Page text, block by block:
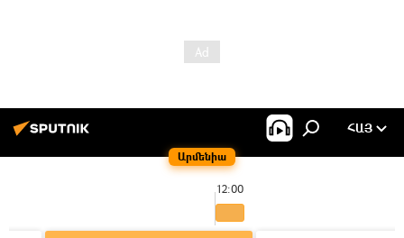
Արմենիա
ՀԱՅ
12:00